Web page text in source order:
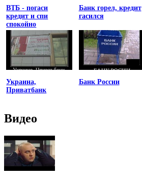
ВТБ - погаси
кредит и спи
спокойно
Банк горел, кредит
гасился
Украина,
Приватбанк
Банк России
Видео